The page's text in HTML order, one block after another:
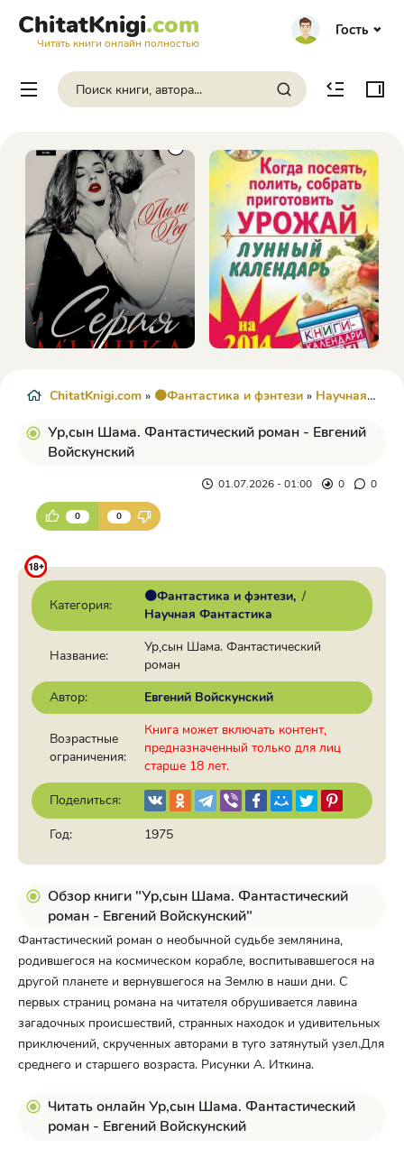
ChitatKnigi.com
Читать книги онлайн полностью
Гость
ChitatKnigi.com » 🟠Фантастика и фэнтези » Научная Фантастика
Ур,сын Шама. Фантастический роман - Евгений
Войскунский
01.07.2026 - 01:00 0 0
0 0
Категория:
🟠Фантастика и фэнтези /
Научная Фантастика
Название:
Ур,сын Шама. Фантастический
роман
Автор:
Евгений Войскунский
Возрастные
ограничения:
Книга может включать контент,
предназначенный только для лиц
старше 18 лет.
Поделиться:
Год:
1975
Обзор книги "Ур,сын Шама. Фантастический
роман - Евгений Войскунский"
Фантастический роман о необычной судьбе землянина,
родившегося на космическом корабле, воспитывавшегося на
другой планете и вернувшегося на Землю в наши дни. С
первых страниц романа на читателя обрушивается лавина
загадочных происшествий, странных находок и удивительных
приключений, скрученных авторами в туго затянутый узел.Для
среднего и старшего возраста. Рисунки А. Иткина.
Читать онлайн Ур,сын Шама. Фантастический
роман - Евгений Войскунский